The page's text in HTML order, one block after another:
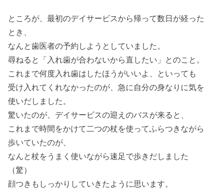
ところが、最初のデイサービスから帰って数日が経った
とき、
なんと歯医者の予約しようとしていました。
尋ねると「入れ歯が合わないから直したい」とのこと。
これまで何度入れ歯はしたほうがいいよ、といっても
受け入れてくれなかったのが、急に自分の身なりに気を
使いだしました。
驚いたのが、デイサービスの迎えのバスが来ると、
これまで時間をかけて二つの杖を使ってふらつきながら
歩いていたのが、
なんと杖をうまく使いながら速足で歩きだしました
（驚）
顔つきもしっかりしていきたように思います。